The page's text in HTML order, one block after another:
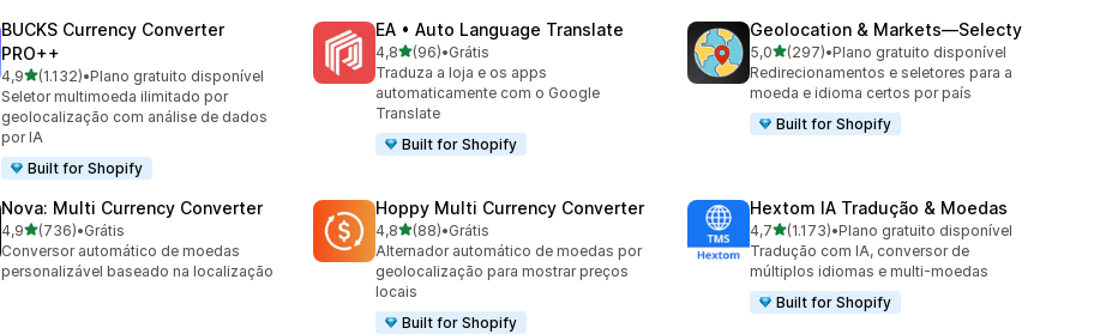
BUCKS Currency Converter
PRO++
4,9de 5 estrelas
(1.132)
1132 avaliações ao todo
•Plano gratuito disponível
Seletor multimoeda ilimitado por
geolocalização com análise de dados
por IA
Built for Shopify
EA • Auto Language Translate
4,8de 5 estrelas
(96)
96 avaliações ao todo
•Grátis
Traduza a loja e os apps
automaticamente com o Google
Translate
Built for Shopify
Geolocation & Markets—Selecty
5,0de 5 estrelas
(297)
297 avaliações ao todo
•Plano gratuito disponível
Redirecionamentos e seletores para a
moeda e idioma certos por país
Built for Shopify
Nova: Multi Currency Converter
4,9de 5 estrelas
(736)
736 avaliações ao todo
•Grátis
Conversor automático de moedas
personalizável baseado na localização
Hoppy Multi Currency Converter
4,8de 5 estrelas
(88)
88 avaliações ao todo
•Grátis
Alternador automático de moedas por
geolocalização para mostrar preços
locais
Built for Shopify
Hextom IA Tradução & Moedas
4,7de 5 estrelas
(1.173)
1173 avaliações ao todo
•Plano gratuito disponível
Tradução com IA, conversor de
múltiplos idiomas e multi-moedas
Built for Shopify